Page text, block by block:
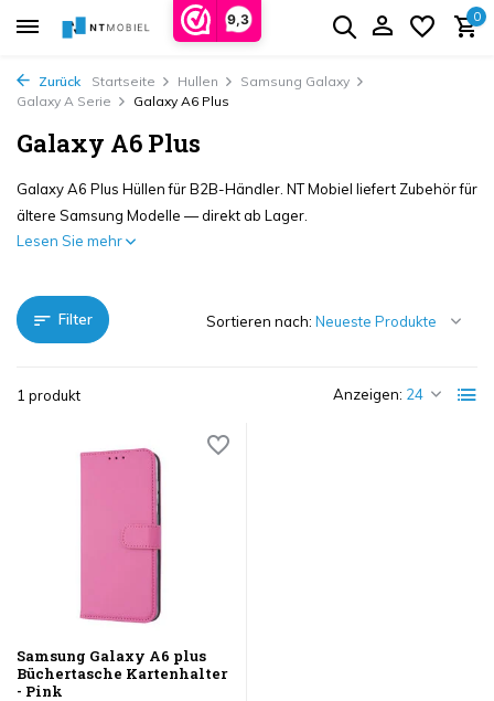
9,3 0
Zurück Startseite Hullen
Samsung Galaxy
Galaxy A Serie
Galaxy A6 Plus
Galaxy A6 Plus
Galaxy A6 Plus Hüllen für B2B-Händler. NT Mobiel liefert Zubehör für
ältere Samsung Modelle — direkt ab Lager.
Lesen Sie mehr
Filter
1 produkt Anzeigen:
Sortieren nach:
Samsung Galaxy A6 plus
Büchertasche Kartenhalter
- Pink